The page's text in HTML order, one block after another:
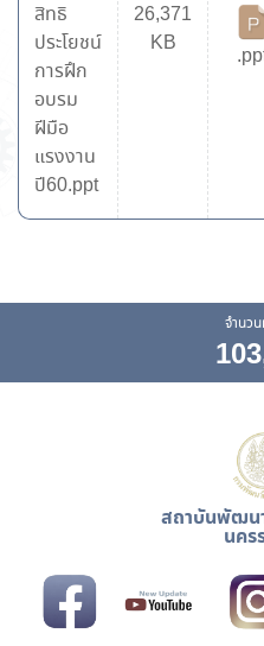
สิทธิ
ประโยชน์
การฝึก
อบรม
ฝีมือ
แรงงาน
ปี60.ppt
26,371
KB
จำนว
สถาบันพัฒน
นคร